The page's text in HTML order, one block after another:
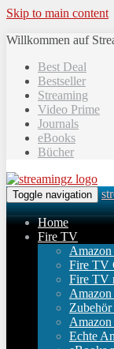
Skip to main content
Willkommen auf
Best Deal
Bestseller
Streaming
Video Prime
Journals
eBooks
Bücher
Toggle navigation
Home
Fire TV
Fire TV
Fire TV
Echte